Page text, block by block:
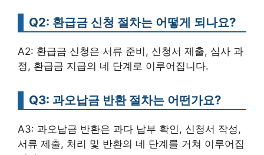
Q2: 환급금 신청 절차는 어떻게 되나요?
A2: 환급금 신청은 서류 준비, 신청서 제출, 심사 과
정, 환급금 지급의 네 단계로 이루어집니다.
Q3: 과오납금 반환 절차는 어떤가요?
A3: 과오납금 반환은 과다 납부 확인, 신청서 작성,
서류 제출, 처리 및 반환의 네 단계를 거쳐 이루어집